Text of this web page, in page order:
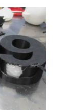
互動及
本強震
幣10萬
專
速重